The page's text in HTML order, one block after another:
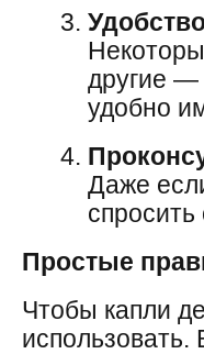
другие —
удобно
Даже
Простые
Чтобы капли
использовать.